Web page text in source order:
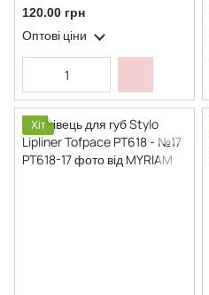
120.00 грн
Оптові ціни
Хіт